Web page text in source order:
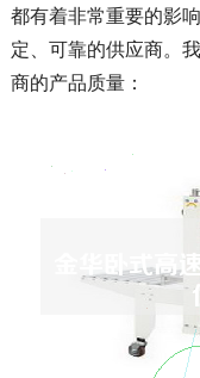
都有着非常重要的影
定、可靠的供应商。
商的产品质量：